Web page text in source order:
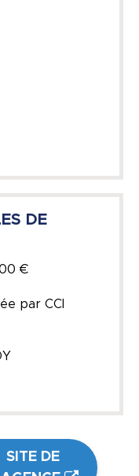
DE
€
par CCI
SITE DE